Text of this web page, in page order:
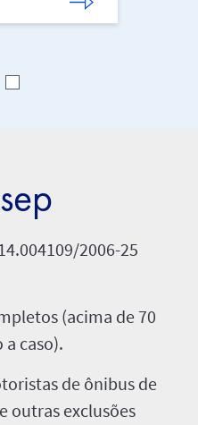
2006-25
(acima de 70
a caso).
de ônibus de
outras exclusões